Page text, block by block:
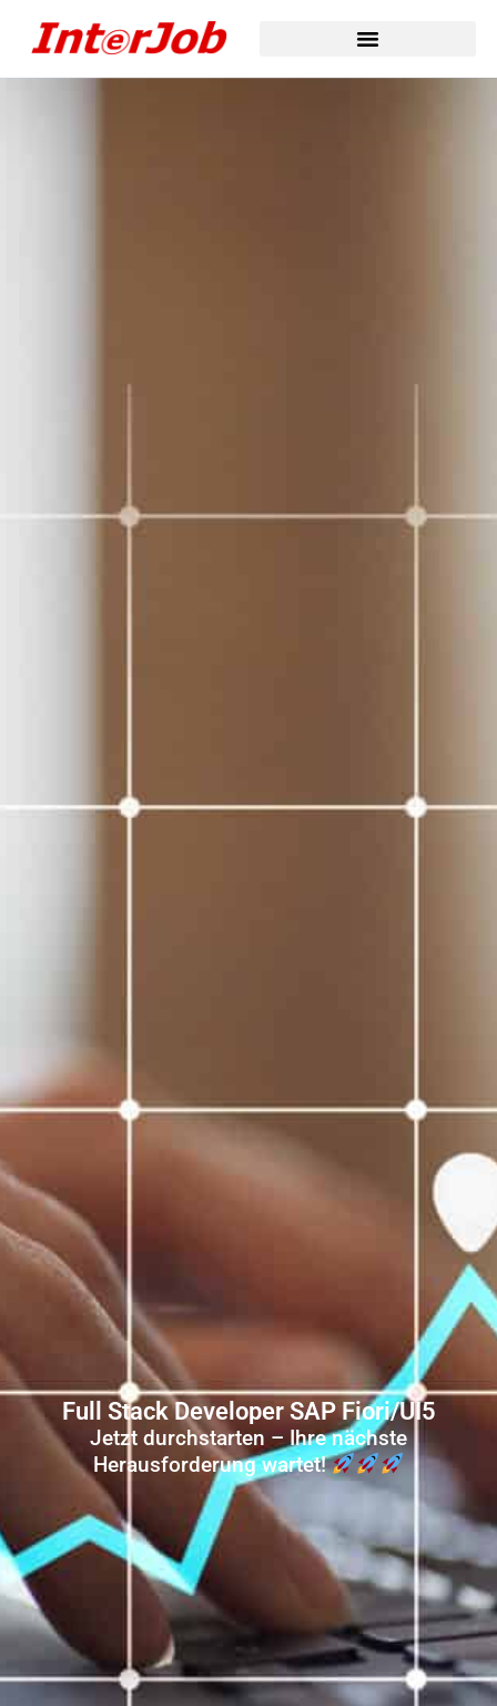
Full Stack Developer SAP Fiori/UI5
Jetzt durchstarten – Ihre nächste
Herausforderung wartet!